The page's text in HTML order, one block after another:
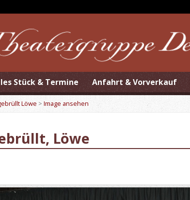
Stück & Termine Anfahrt & Vorverkauf
Löwe > Image ansehen
Löwe